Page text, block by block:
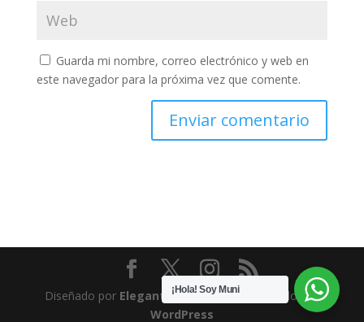
Guarda mi nombre, correo electrónico y web en
este navegador para la próxima vez que comente.
Diseñado por Elegant Themes| Desarrollado por
WordPress
¡Hola! Soy Muni